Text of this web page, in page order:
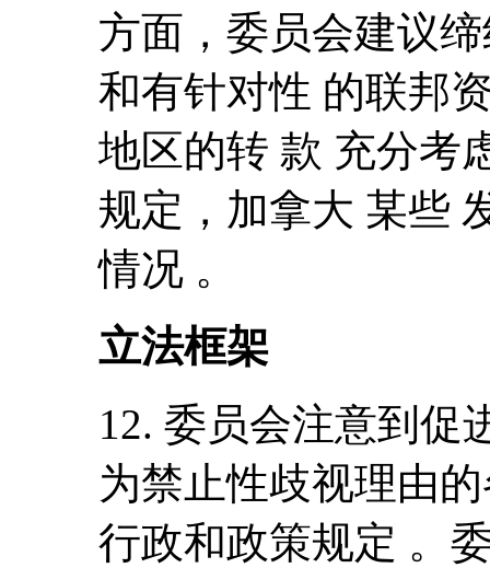
方面，委员会建议
和有针对性 的联邦
地区的转 款 充分考
规定，加拿大 某些
情况 。
立法框架
12. 委员会注意到促
为禁止性歧视理由
行政和政策规定 。